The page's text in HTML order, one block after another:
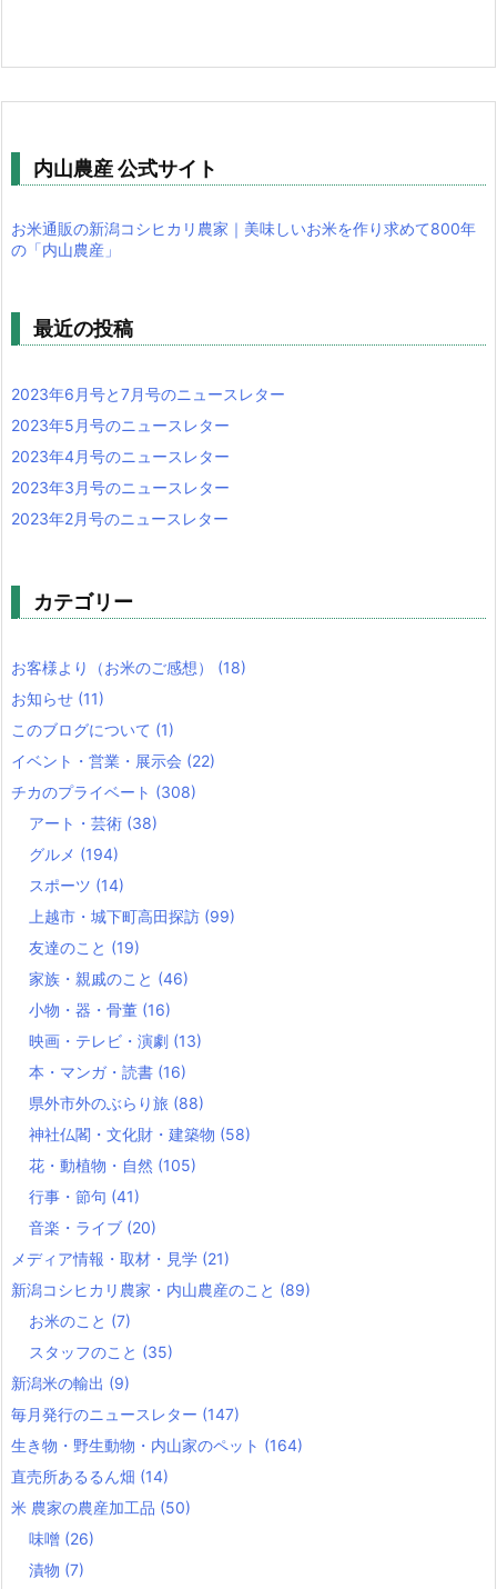
内山農産 公式サイト
お米通販の新潟コシヒカリ農家｜美味しいお米を作り求めて800年
の「内山農産」
最近の投稿
2023年6月号と7月号のニュースレター
2023年5月号のニュースレター
2023年4月号のニュースレター
2023年3月号のニュースレター
2023年2月号のニュースレター
カテゴリー
お客様より（お米のご感想） (18)
お知らせ (11)
このブログについて (1)
イベント・営業・展示会 (22)
チカのプライベート (308)
アート・芸術 (38)
グルメ (194)
スポーツ (14)
上越市・城下町高田探訪 (99)
友達のこと (19)
家族・親戚のこと (46)
小物・器・骨董 (16)
映画・テレビ・演劇 (13)
本・マンガ・読書 (16)
県外市外のぶらり旅 (88)
神社仏閣・文化財・建築物 (58)
花・動植物・自然 (105)
行事・節句 (41)
音楽・ライブ (20)
メディア情報・取材・見学 (21)
新潟コシヒカリ農家・内山農産のこと (89)
お米のこと (7)
スタッフのこと (35)
新潟米の輸出 (9)
毎月発行のニュースレター (147)
生き物・野生動物・内山家のペット (164)
直売所あるるん畑 (14)
米 農家の農産加工品 (50)
味噌 (26)
漬物 (7)